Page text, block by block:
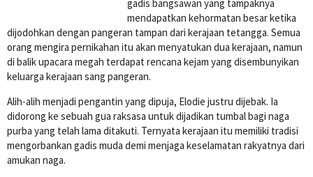
gadis bangsawan yang tampaknya
mendapatkan kehormatan besar ketika
dijodohkan dengan pangeran tampan dari kerajaan tetangga. Semua
orang mengira pernikahan itu akan menyatukan dua kerajaan, namun
di balik upacara megah terdapat rencana kejam yang disembunyikan
keluarga kerajaan sang pangeran.
Alih-alih menjadi pengantin yang dipuja, Elodie justru dijebak. Ia
didorong ke sebuah gua raksasa untuk dijadikan tumbal bagi naga
purba yang telah lama ditakuti. Ternyata kerajaan itu memiliki tradisi
mengorbankan gadis muda demi menjaga keselamatan rakyatnya dari
amukan naga.